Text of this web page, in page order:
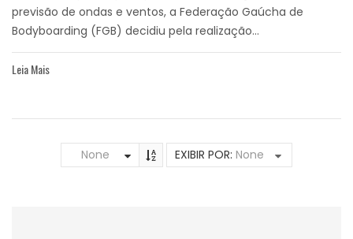
previsão de ondas e ventos, a Federação Gaúcha de
Bodyboarding (FGB) decidiu pela realização...
Leia Mais
None EXIBIR POR: None